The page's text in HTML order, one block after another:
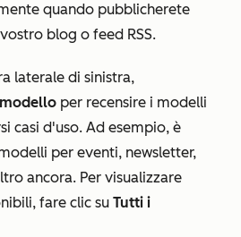
quando pubblicherete
blog o feed RSS.
laterale di sinistra,
per recensire i modelli
casi d'uso. Ad esempio, è
per eventi, newsletter,
ancora. Per visualizzare
fare clic su Tutti i